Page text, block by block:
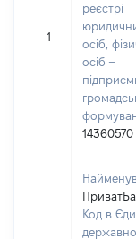
1
реєстрі
осіб,
осіб –
14360570
Код в